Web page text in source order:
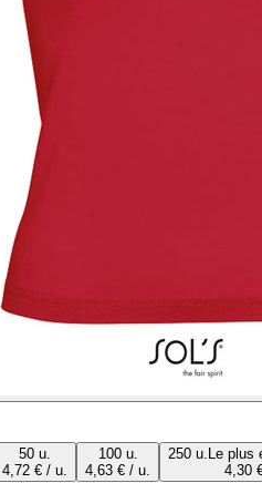
50 u.
4,72 € / u.
100 u.
4,63 € / u.
250 u. Le plus
4,30